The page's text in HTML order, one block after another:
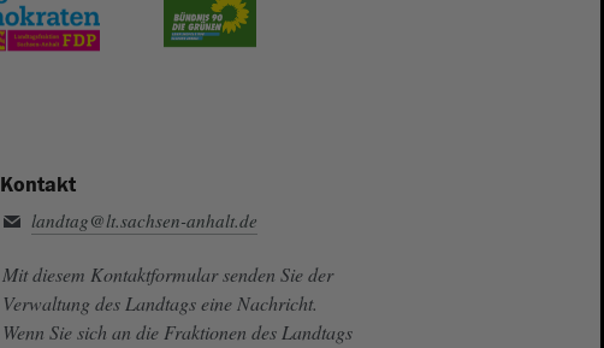
Kontakt
landtag@lt.sachsen-anhalt.de
Mit diesem Kontaktformular senden Sie der
Verwaltung des Landtags eine Nachricht.
Wenn Sie sich an die Fraktionen des Landtags